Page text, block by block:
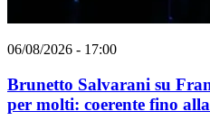
06/08/2026 - 17:00
Brunetto Salvarani su
per molti: coerente fino